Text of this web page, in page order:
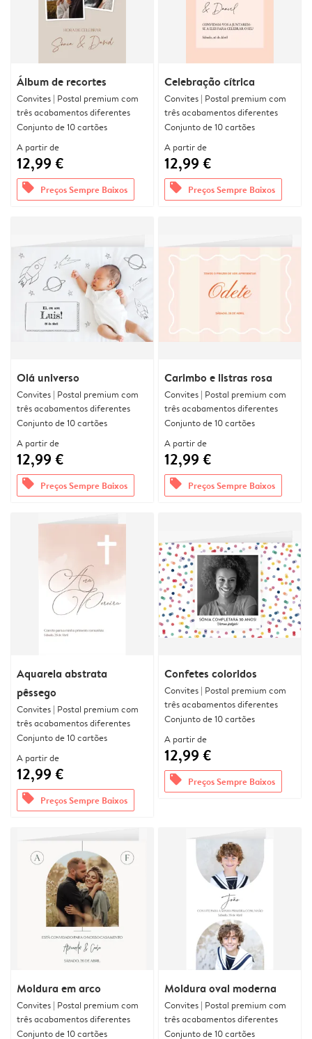
Álbum de recortes
Convites | Postal premium com
três acabamentos diferentes
Conjunto de 10 cartões
A partir de
12,99 €
offers Preços Sempre Baixos
Celebração cítrica
Convites | Postal premium com
três acabamentos diferentes
Conjunto de 10 cartões
A partir de
12,99 €
offers Preços Sempre Baixos
Olá universo
Convites | Postal premium com
três acabamentos diferentes
Conjunto de 10 cartões
A partir de
12,99 €
offers Preços Sempre Baixos
Carimbo e listras rosa
Convites | Postal premium com
três acabamentos diferentes
Conjunto de 10 cartões
A partir de
12,99 €
offers Preços Sempre Baixos
Aquarela abstrata
pêssego
Convites | Postal premium com
três acabamentos diferentes
Conjunto de 10 cartões
A partir de
12,99 €
offers Preços Sempre Baixos
Confetes coloridos
Convites | Postal premium com
três acabamentos diferentes
Conjunto de 10 cartões
A partir de
12,99 €
offers Preços Sempre Baixos
Moldura em arco
Convites | Postal premium com
três acabamentos diferentes
Conjunto de 10 cartões
Moldura oval moderna
Convites | Postal premium com
três acabamentos diferentes
Conjunto de 10 cartões